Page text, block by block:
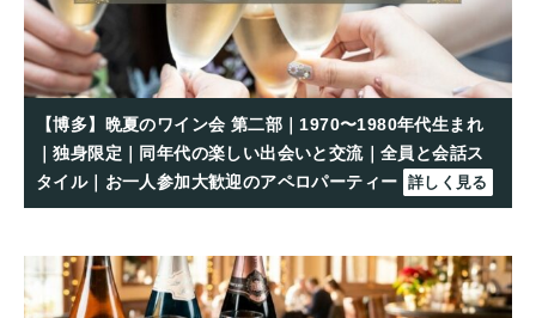
【博多】晩夏のワイン会 第二部｜1970〜1980年代生まれ
｜独身限定｜同年代の楽しい出会いと交流｜全員と会話ス
タイル｜お一人参加大歓迎のアペロパーティー 詳しく見る